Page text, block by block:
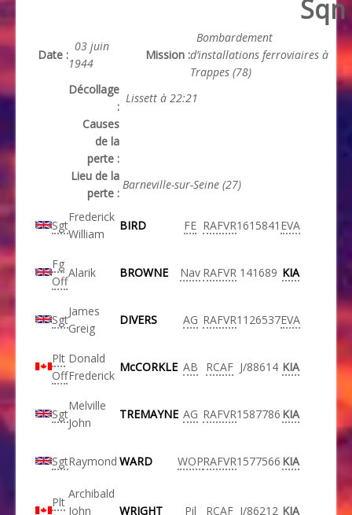
Sqn
Date :
03 juin
1944
Mission :
Bombardement
d’installations ferroviaires à
Trappes (78)
Décollage
:
Lissett à 22:21
Causes
de la
perte :
Lieu de la
perte :
Barneville-sur-Seine (27)
Sgt
Frederick
William
BIRD FE RAFVR1615841 EVA
Fg
Off
Alarik BROWNE Nav RAFVR 141689 KIA
Sgt
James
Greig
DIVERS AG RAFVR1126537EVA
Plt
Off
Donald
Frederick
McCORKLE AB RCAF J/88614 KIA
Sgt
Melville
John
TREMAYNE AG RAFVR1587786 KIA
SgtRaymond WARD WOPRAFVR1577566 KIA
Plt
Archibald
John
WRIGHT Pil RCAF J/86212 KIA